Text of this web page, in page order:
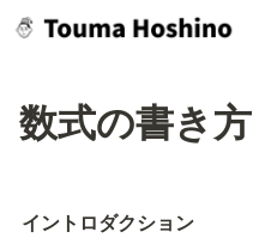
数式の書き方
イントロダクション